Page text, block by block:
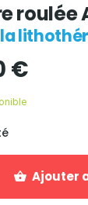
roulée
€
Ajouter